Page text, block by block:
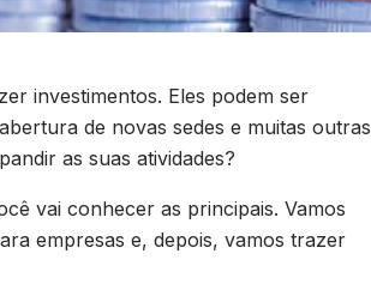
investimentos. Eles podem ser
de novas sedes e muitas outras
as suas atividades?
vai conhecer as principais. Vamos
empresas e, depois, vamos trazer